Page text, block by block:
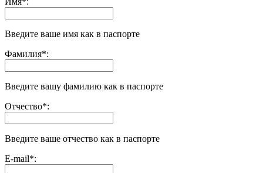
Введите ваше имя как в паспорте
Фамилия*:
Введите вашу фамилию как в паспорте
Отчество*:
Введите ваше отчество как в паспорте
E-mail*: